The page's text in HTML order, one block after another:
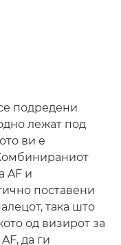
подредени
лежат под
ви е
AF и
поставени
така што
од визирот за
да ги